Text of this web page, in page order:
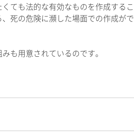
ても法的な有効なものを作成するこ
死の危険に瀕した場面での作成がで
も用意されているのです。